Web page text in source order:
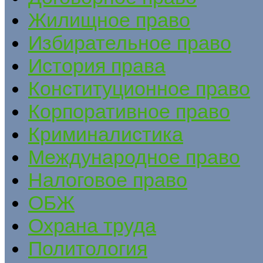
Жилищное право
Избирательное право
История права
Конституционное право
Корпоративное право
Криминалистика
Международное право
Налоговое право
ОБЖ
Охрана труда
Политология